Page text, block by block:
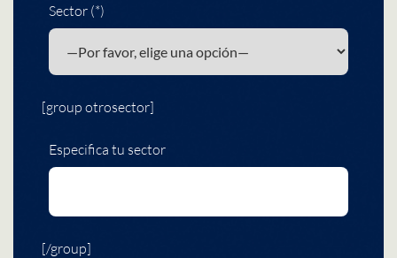
Sector (*)
[group otrosector]
Especifica tu sector
[/group]